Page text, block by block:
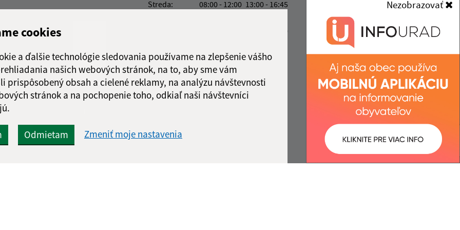
cookies
a ďalšie technológie sledovania používame na zlepšenie vášho
našich webových stránok, na to, aby sme vám
prispôsobený obsah a cielené reklamy, na analýzu návštevnosti
stránok a na pochopenie toho, odkiaľ naši návštevníci
Odmietam Zmeniť moje nastavenia
Nezobrazovať
Streda:
08:00 - 12:00 13:00 - 16:45
13:00 - 14:00
info@obecdrienovec.eu
+421 554 602 202
IČO: 00324108